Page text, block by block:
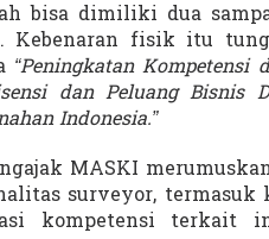
bisa dimiliki dua
Kebenaran fisik itu
“Peningkatan Kompetensi
dan Peluang Bisnis
Indonesia.”
MASKI
surveyor, termasuk
kompetensi terkait
Patok Batas Tanah
dan Dukung
| 8 Agustus 2025